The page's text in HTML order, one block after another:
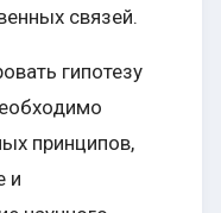
связей.
гипотезу
принципов,
и